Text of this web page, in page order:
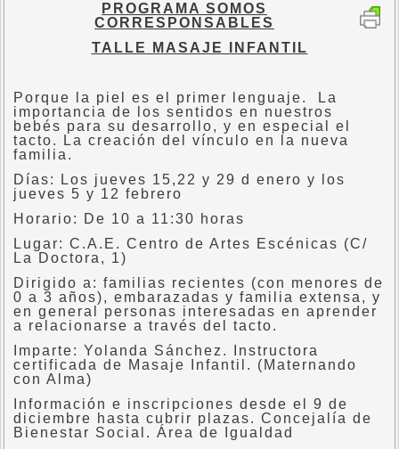
PROGRAMA SOMOS
CORRESPONSABLES
TALLE MASAJE INFANTIL
Porque la piel es el primer lenguaje. La
importancia de los sentidos en nuestros
bebés para su desarrollo, y en especial el
tacto. La creación del vínculo en la nueva
familia.
Días: Los jueves 15,22 y 29 d enero y los
jueves 5 y 12 febrero
Horario: De 10 a 11:30 horas
Lugar: C.A.E. Centro de Artes Escénicas (C/
La Doctora, 1)
Dirigido a: familias recientes (con menores de
0 a 3 años), embarazadas y familia extensa, y
en general personas interesadas en aprender
a relacionarse a través del tacto.
Imparte: Yolanda Sánchez. Instructora
certificada de Masaje Infantil. (Maternando
con Alma)
Información e inscripciones desde el 9 de
diciembre hasta cubrir plazas. Concejalía de
Bienestar Social. Área de Igualdad